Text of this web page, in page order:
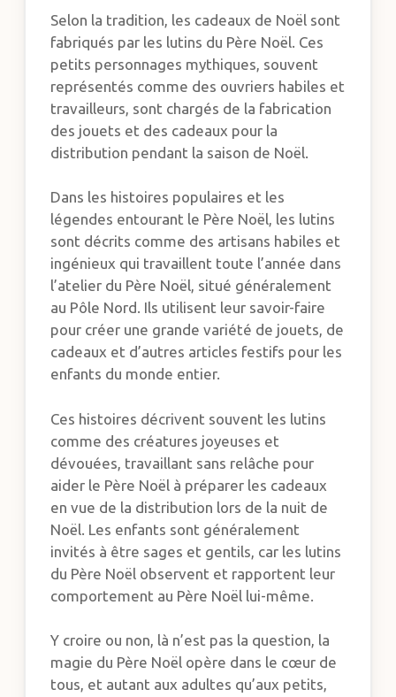
Selon la tradition, les cadeaux de Noël sont
fabriqués par les lutins du Père Noël. Ces
petits personnages mythiques, souvent
représentés comme des ouvriers habiles et
travailleurs, sont chargés de la fabrication
des jouets et des cadeaux pour la
distribution pendant la saison de Noël.
Dans les histoires populaires et les
légendes entourant le Père Noël, les lutins
sont décrits comme des artisans habiles et
ingénieux qui travaillent toute l’année dans
l’atelier du Père Noël, situé généralement
au Pôle Nord. Ils utilisent leur savoir-faire
pour créer une grande variété de jouets, de
cadeaux et d’autres articles festifs pour les
enfants du monde entier.
Ces histoires décrivent souvent les lutins
comme des créatures joyeuses et
dévouées, travaillant sans relâche pour
aider le Père Noël à préparer les cadeaux
en vue de la distribution lors de la nuit de
Noël. Les enfants sont généralement
invités à être sages et gentils, car les lutins
du Père Noël observent et rapportent leur
comportement au Père Noël lui-même.
Y croire ou non, là n’est pas la question, la
magie du Père Noël opère dans le cœur de
tous, et autant aux adultes qu’aux petits,